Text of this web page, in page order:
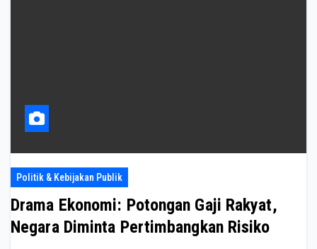
Politik & Kebijakan Publik
Drama Ekonomi: Potongan Gaji Rakyat,
Negara Diminta Pertimbangkan Risiko